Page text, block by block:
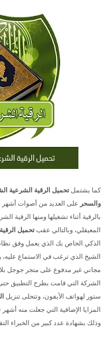
كما يشتمل تحميل الرقية الشرعية
والسحر على العديد من أصوات أشهر
بالرقية أثناء تشغيلها ومنها الرقية
المعيقلي، وبالتالي عقب تحميل
الذكي الخاص بك الذي يعمل وفق
الشيخ الذي ترغب في الاستماع
مجاني غير مدفوع على متجر جوجل
الشركة التي قامت بطرح التطبيق
ستور لهواتف الأيفون، وتتحلى تنزيل
المزايا الإضافية التي جعلت منه
وذلك بشهادة عدد كبير من الخبراء